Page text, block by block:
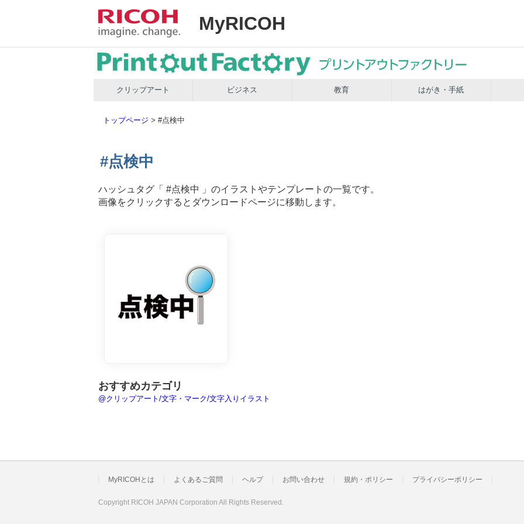
MyRICOH
クリップアート ビジネス 教育 はがき・手紙
トップページ > #点検中
#点検中
ハッシュタグ「 #点検中
」のイラストやテンプレートの一覧です。
画像をクリックするとダウンロードページに移動します。
おすすめカテゴリ
@クリップアート/文字・マーク/文字入りイラスト
MyRICOHとは よくあるご質問 ヘルプ お問い合わせ 規約・ポリシー プライバシーポリシー
Copyright RICOH JAPAN Corporation All Rights Reserved.